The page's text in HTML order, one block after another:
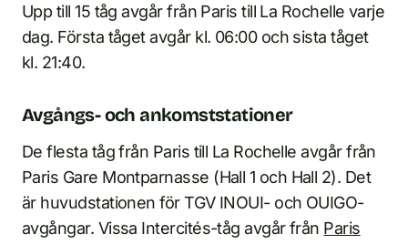
Upp till 15 tåg avgår från Paris till La Rochelle varje
dag. Första tåget avgår kl. 06:00 och sista tåget
kl. 21:40.
Avgångs- och ankomststationer
De flesta tåg från Paris till La Rochelle avgår från
Paris Gare Montparnasse (Hall 1 och Hall 2). Det
är huvudstationen för TGV INOUI- och OUIGO-
avgångar. Vissa Intercités-tåg avgår från Paris